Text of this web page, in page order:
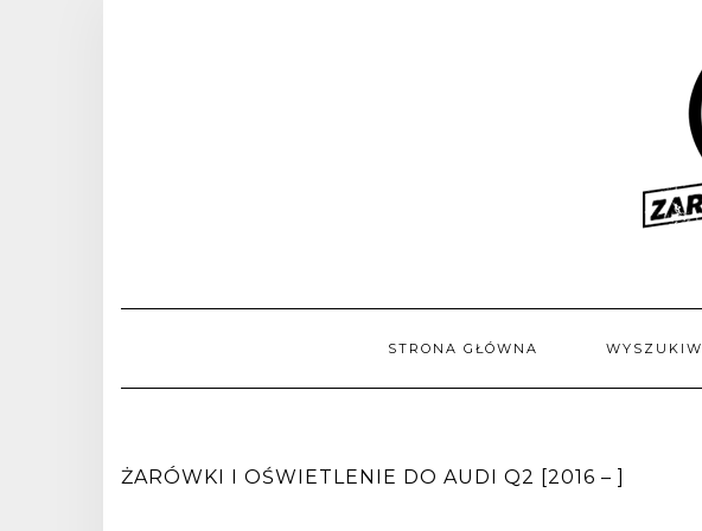
STRONA GŁÓWNA
ŻARÓWKI I OŚWIETLENIE DO AUDI Q2 [2016 – ]